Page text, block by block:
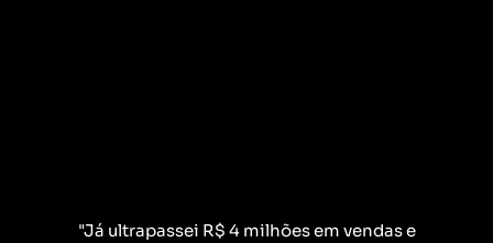
"Já ultrapassei R$ 4 milhões em vendas e